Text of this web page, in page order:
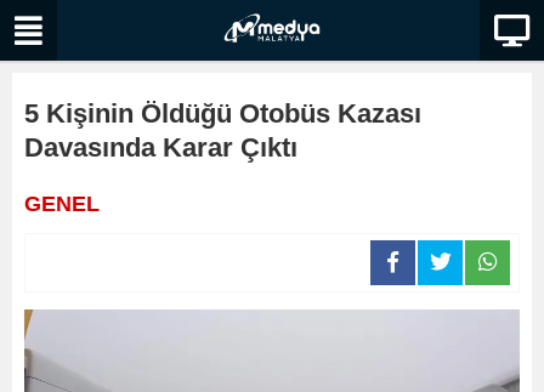
5 Kişinin Öldüğü Otobüs Kazası
Davasında Karar Çıktı
GENEL